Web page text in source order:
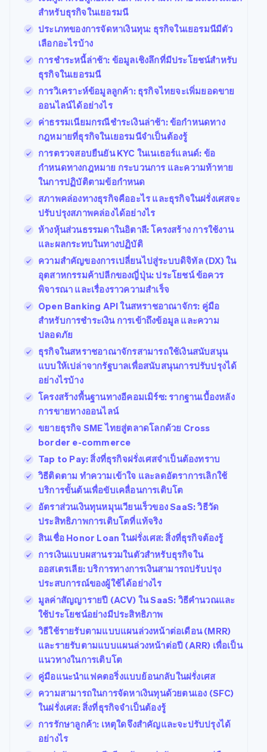
สำหรับธุรกิจในเยอรมนี
ประเภทของการจัดหาเงินทุน: ธุรกิจในเยอรมนีมีตัว
เลือกอะไรบ้าง
การชำระหนี้ล่าช้า: ข้อมูลเชิงลึกที่มีประโยชน์สำหรับ
ธุรกิจในเยอรมนี
การวิเคราะห์ข้อมูลลูกค้า: ธุรกิจไทยจะเพิ่มยอดขาย
ออนไลน์ได้อย่างไร
ค่าธรรมเนียมกรณีชำระเงินล่าช้า: ข้อกำหนดทาง
กฎหมายที่ธุรกิจในเยอรมนีจำเป็นต้องรู้
การตรวจสอบยืนยัน KYC ในเนเธอร์แลนด์: ข้อ
กำหนดทางกฎหมาย กระบวนการ และความท้าทาย
ในการปฏิบัติตามข้อกำหนด
สภาพคล่องทางธุรกิจคืออะไร และธุรกิจในฝรั่งเศสจะ
ปรับปรุงสภาพคล่องได้อย่างไร
ห้างหุ้นส่วนธรรมดาในอิตาลี: โครงสร้าง การใช้งาน
และผลกระทบในทางปฏิบัติ
ความสำคัญของการเปลี่ยนไปสู่ระบบดิจิทัล (DX) ใน
อุตสาหกรรมค้าปลีกของญี่ปุ่น: ประโยชน์ ข้อควร
พิจารณา และเรื่องราวความสำเร็จ
Open Banking API ในสหราชอาณาจักร: คู่มือ
สำหรับการชำระเงิน การเข้าถึงข้อมูล และความ
ปลอดภัย
ธุรกิจในสหราชอาณาจักรสามารถใช้เงินสนับสนุน
แบบให้เปล่าจากรัฐบาลเพื่อสนับสนุนการปรับปรุงได้
อย่างไรบ้าง
โครงสร้างพื้นฐานทางอีคอมเมิร์ซ: รากฐานเบื้องหลัง
การขายทางออนไลน์
ขยายธุรกิจ SME ไทยสู่ตลาดโลกด้วย Cross
border e-commerce
Tap to Pay: สิ่งที่ธุรกิจฝรั่งเศสจำเป็นต้องทราบ
วิธีติดตาม ทำความเข้าใจ และลดอัตราการเลิกใช้
บริการขั้นต้นเพื่อขับเคลื่อนการเติบโต
อัตราส่วนเงินทุนหมุนเวียนเร็วของ SaaS: วิธีวัด
ประสิทธิภาพการเติบโตที่แท้จริง
สินเชื่อ Honor Loan ในฝรั่งเศส: สิ่งที่ธุรกิจต้องรู้
การเงินแบบผสานรวมในตัวสำหรับธุรกิจใน
ออสเตรเลีย: บริการทางการเงินสามารถปรับปรุง
ประสบการณ์ของผู้ใช้ได้อย่างไร
มูลค่าสัญญารายปี (ACV) ใน SaaS: วิธีคำนวณและ
ใช้ประโยชน์อย่างมีประสิทธิภาพ
วิธีใช้รายรับตามแบบแผนล่วงหน้าต่อเดือน (MRR)
และรายรับตามแบบแผนล่วงหน้าต่อปี (ARR) เพื่อเป็น
แนวทางในการเติบโต
คู่มือแนะนำแฟคตอริ่งแบบย้อนกลับในฝรั่งเศส
ความสามารถในการจัดหาเงินทุนด้วยตนเอง (SFC)
ในฝรั่งเศส: สิ่งที่ธุรกิจจำเป็นต้องรู้
การรักษาลูกค้า: เหตุใดจึงสำคัญและจะปรับปรุงได้
อย่างไร